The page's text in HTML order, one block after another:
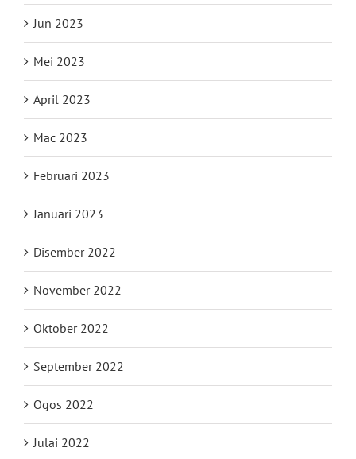
Jun 2023
Mei 2023
April 2023
Mac 2023
Februari 2023
Januari 2023
Disember 2022
November 2022
Oktober 2022
September 2022
Ogos 2022
Julai 2022